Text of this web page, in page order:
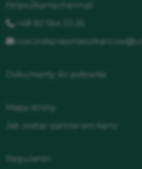
https://karta.chelm.pl
+48 82 564 33 26
Dokumenty do pobrania
Mapa strony
Jak zostać partnerem karty
Regulamin